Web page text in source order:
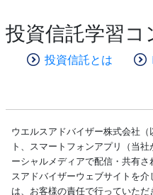
投資信託学習コ
投資信託とは
ウエルスアドバイザー株式会社
ト、スマートフォンアプリ（当
ーシャルメディアで配信・共有
スアドバイザーウェブサイトを
は、お客様の責任で行っていただ